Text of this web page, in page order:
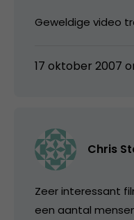
Geweldige video
17 oktober 2007
Chris
Zeer interessant
een aantal